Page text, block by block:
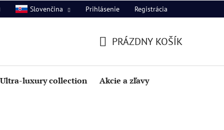
Slovenčina Prihlásenie Registrácia
KOŠÍK
PRÁZDNY KOŠÍK
Ultra-luxury collection Akcie a zľavy